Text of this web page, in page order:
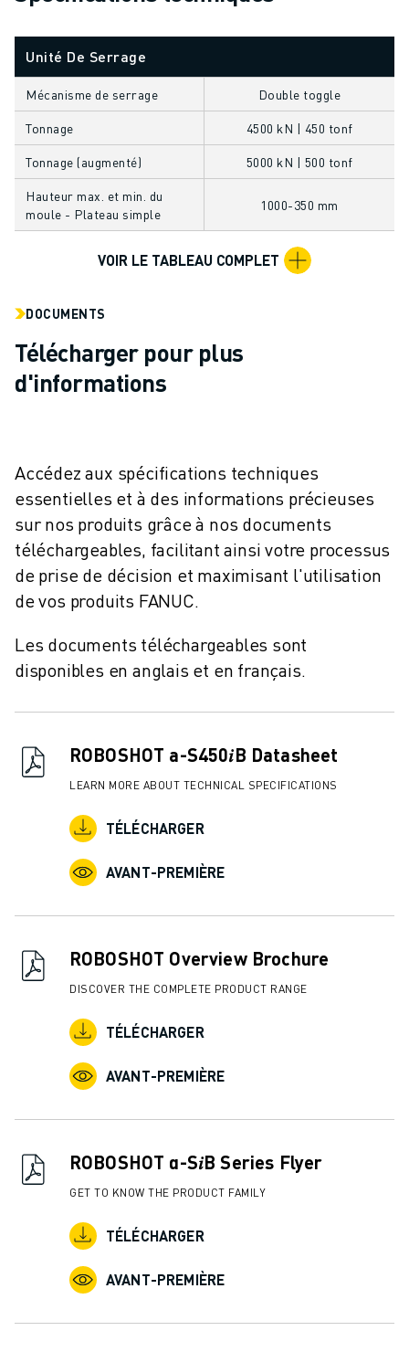
FORMATION ET ÉDUCATION
SOLUTIONS POUR LES INDUSTRIES
SOLUTIONS POUR L'ÉDUCATION
WORLDSKILLS ET JEUNES TALENTS
ÉVÉNEMENTS ÉDUCATIFS
ACTUALITÉS ET MÉDIAS
ACTUALITÉS ET MÉDIAS
EVÉNEMENTS
ÉVÉNEMENTS ÉDUCATIFS
A PROPOS DE FANUC
NOS SITES
DÉVELOPPEMENT DURABLE
CARRIÈRE
FAÇONNEZ VOTRE AVENIR AVEC FANUC
LOCALISATION DES SITES
IMPRESSION
Unité De Serrage
Mécanisme de serrage Double toggle
Tonnage 4500 kN | 450 tonf
Tonnage (augmenté) 5000 kN | 500 tonf
Hauteur max. et min. du
moule - Plateau simple
1000-350 mm
VOIR LE TABLEAU COMPLET
DOCUMENTS
Télécharger pour plus
d'informations
Accédez aux spécifications techniques
essentielles et à des informations précieuses
sur nos produits grâce à nos documents
téléchargeables, facilitant ainsi votre processus
de prise de décision et maximisant l'utilisation
de vos produits FANUC.
Les documents téléchargeables sont
disponibles en anglais et en français.
ROBOSHOT a-S450𝑖B Datasheet
LEARN MORE ABOUT TECHNICAL SPECIFICATIONS
TÉLÉCHARGER
AVANT-PREMIÈRE
ROBOSHOT Overview Brochure
DISCOVER THE COMPLETE PRODUCT RANGE
TÉLÉCHARGER
AVANT-PREMIÈRE
ROBOSHOT α-S𝑖B Series Flyer
GET TO KNOW THE PRODUCT FAMILY
TÉLÉCHARGER
AVANT-PREMIÈRE